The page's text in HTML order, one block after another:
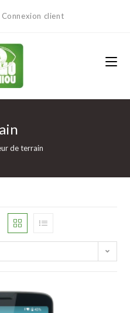
Connexion client
de terrain